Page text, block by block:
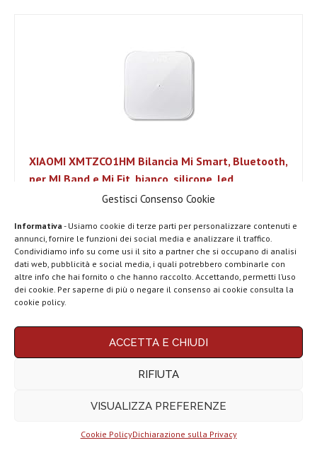
Gestisci Consenso Cookie
Informativa - Usiamo cookie di terze parti per personalizzare contenuti e
annunci, fornire le funzioni dei social media e analizzare il traffico.
Condividiamo info su come usi il sito a partner che si occupano di analisi
dati web, pubblicità e social media, i quali potrebbero combinarle con
altre info che hai fornito o che hanno raccolto. Accettando, permetti l’uso
dei cookie. Per saperne di più o negare il consenso ai cookie consulta la
cookie policy.
ACCETTA E CHIUDI
RIFIUTA
VISUALIZZA PREFERENZE
Cookie PolicyDichiarazione sulla Privacy
XIAOMI XMTZCO1HM Bilancia Mi Smart, Bluetooth,
per MI Band e Mi Fit, bianco, silicone, led
Vedi l'offerta su Amazon
Occorrente per usare dispositivi smart
home